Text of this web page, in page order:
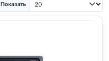
Показать